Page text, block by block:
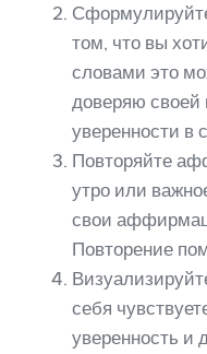
том, что вы
словами это
доверяю
уверенности в
Повторяйте
утро или
свои
Повторение
себя
уверенность и